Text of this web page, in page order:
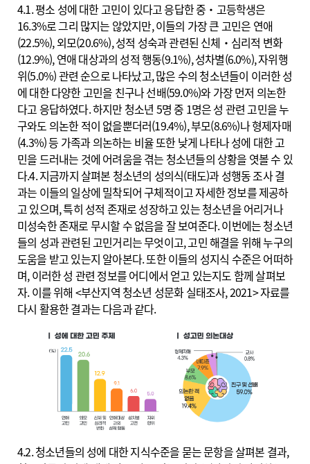
4.1. 평소 성에 대한 고민이 있다고 응답한 중‧고등학생은
16.3%로 그리 많지는 않았지만, 이들의 가장 큰 고민은 연애
(22.5%), 외모(20.6%), 성적 성숙과 관련된 신체‧심리적 변화
(12.9%), 연애 대상과의 성적 행동(9.1%), 성차별(6.0%), 자위행
위(5.0%) 관련 순으로 나타났고, 많은 수의 청소년들이 이러한 성
에 대한 다양한 고민을 친구나 선배(59.0%)와 가장 먼저 의논한
다고 응답하였다. 하지만 청소년 5명 중 1명은 성 관련 고민을 누
구와도 의논한 적이 없을뿐더러(19.4%), 부모(8.6%)나 형제자매
(4.3%) 등 가족과 의논하는 비율 또한 낮게 나타나 성에 대한 고
민을 드러내는 것에 어려움을 겪는 청소년들의 상황을 엿볼 수 있
다.4. 지금까지 살펴본 청소년의 성의식(태도)과 성행동 조사 결
과는 이들의 일상에 밀착되어 구체적이고 자세한 정보를 제공하
고 있으며, 특히 성적 존재로 성장하고 있는 청소년을 어리거나
미성숙한 존재로 무시할 수 없음을 잘 보여준다. 이번에는 청소년
들의 성과 관련된 고민거리는 무엇이고, 고민 해결을 위해 누구의
도움을 받고 있는지 알아본다. 또한 이들의 성지식 수준은 어떠하
며, 이러한 성 관련 정보를 어디에서 얻고 있는지도 함께 살펴보
자. 이를 위해 <부산지역 청소년 성문화 실태조사, 2021> 자료를
다시 활용한 결과는 다음과 같다.
4.2. 청소년들의 성에 대한 지식수준을 묻는 문항을 살펴본 결과,